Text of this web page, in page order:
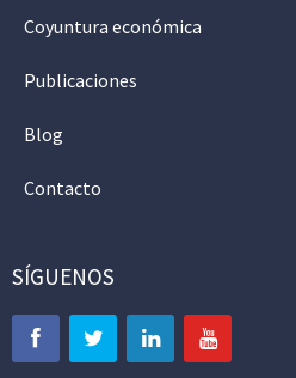
Coyuntura económica
Publicaciones
Blog
Contacto
SÍGUENOS